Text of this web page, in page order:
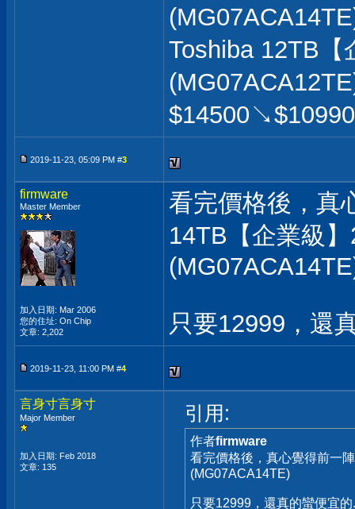
Toshiba 12TB【
2019-11-23, 05:09 PM #3
firmware
Master Member
加入日期: Mar 2006
您的住址: On Chip
文章: 2,202
看完價格後，真
14TB【企業級
只要12999，還
2019-11-23, 11:00 PM #4
言身寸言身寸
Major Member
加入日期: Feb 2018
文章: 135
引用:
作者firmware
看完價格後，真心覺得前一
(MG07ACA14TE)
只要12999，還真的蠻便宜的